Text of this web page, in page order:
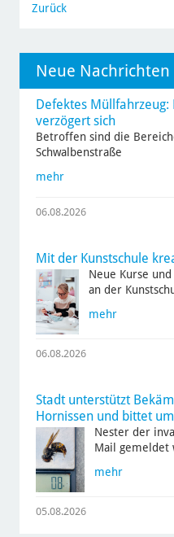
Zurück
Neue Nachrichten
Defektes
verzögert sich
Betroffen sind die
Schwalbenstraße
mehr
06.08.2026
Mit der Kunstschule
Neue Kurse
an der
mehr
06.08.2026
Stadt unterstützt
Hornissen und bittet
Nester der
Mail gemeldet
mehr
05.08.2026